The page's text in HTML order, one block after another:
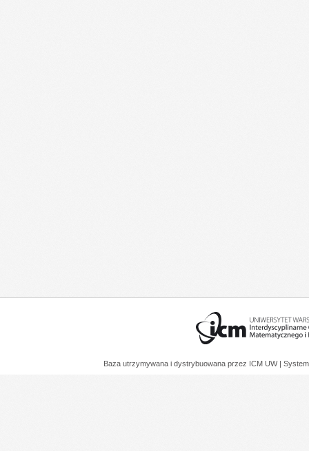
Baza utrzymywana i dystrybuowana przez ICM UW |